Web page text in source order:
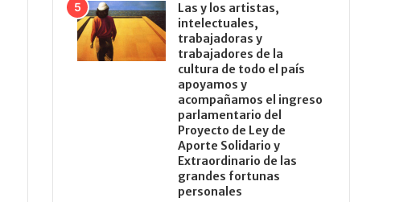
Las y los artistas,
intelectuales,
trabajadoras y
trabajadores de la
cultura de todo el país
apoyamos y
acompañamos el ingreso
parlamentario del
Proyecto de Ley de
Aporte Solidario y
Extraordinario de las
grandes fortunas
personales